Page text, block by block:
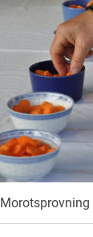
Morotsprovning